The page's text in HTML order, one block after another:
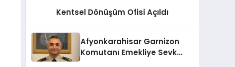
Kentsel Dönüşüm Ofisi Açıldı
Afyonkarahisar Garnizon
Komutanı Emekliye Sevk